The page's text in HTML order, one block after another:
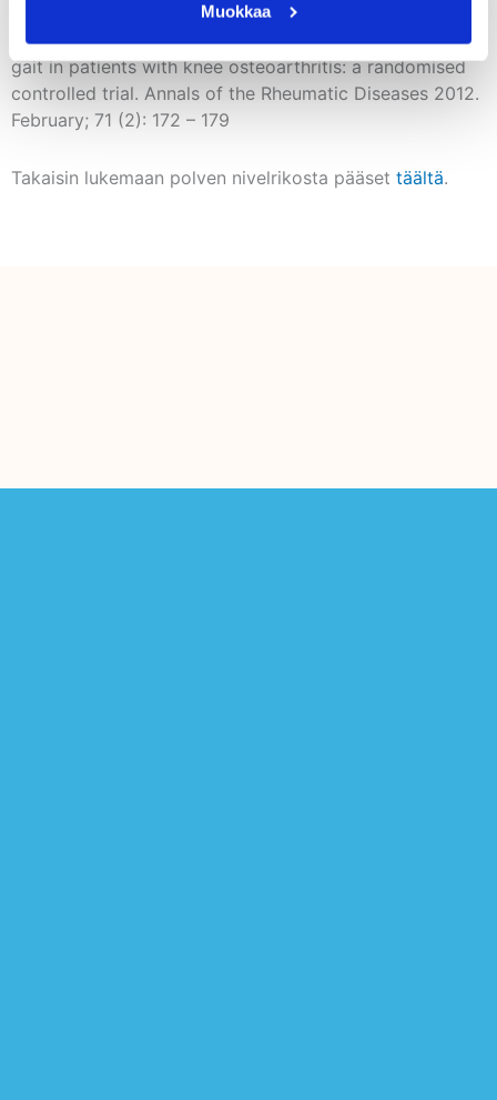
Muokkaa
Jardim, J & Natour J. Impact of cane use on pain,
function, general health and energy expenditure during
gait in patients with knee osteoarthritis: a randomised
controlled trial. Annals of the Rheumatic Diseases 2012.
February; 71 (2): 172 – 179
Takaisin lukemaan polven nivelrikosta pääset täältä.